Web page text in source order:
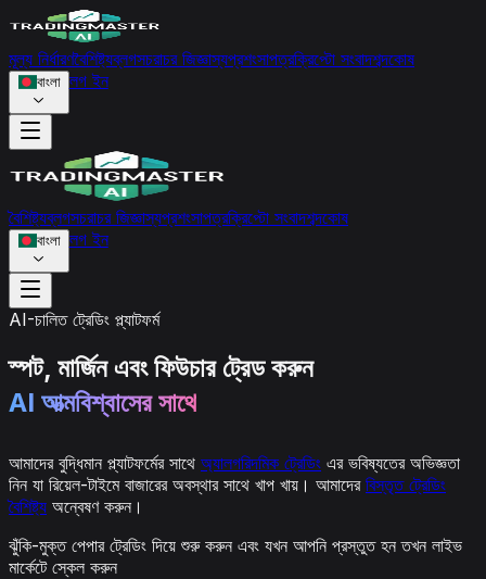
মূল্য নির্ধারণবৈশিষ্ট্যব্লগসচরাচর জিজ্ঞাস্যপ্রশংসাপত্রক্রিপ্টো সংবাদশব্দকোষ
বাংলা লগ ইন
বৈশিষ্ট্যব্লগসচরাচর জিজ্ঞাস্যপ্রশংসাপত্রক্রিপ্টো সংবাদশব্দকোষ
বাংলা লগ ইন
AI-চালিত ট্রেডিং প্ল্যাটফর্ম
স্পট, মার্জিন এবং ফিউচার ট্রেড করুন
AI আত্মবিশ্বাসের সাথে
আমাদের বুদ্ধিমান প্ল্যাটফর্মের সাথে অ্যালগরিদমিক ট্রেডিং এর ভবিষ্যতের অভিজ্ঞতা
নিন যা রিয়েল-টাইমে বাজারের অবস্থার সাথে খাপ খায়। আমাদের বিস্তৃত ট্রেডিং
বৈশিষ্ট্য অন্বেষণ করুন।
ঝুঁকি-মুক্ত পেপার ট্রেডিং দিয়ে শুরু করুন এবং যখন আপনি প্রস্তুত হন তখন লাইভ
মার্কেটে স্কেল করুন